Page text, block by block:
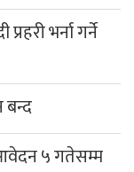
भर्ना गर्ने
बन्द
५ गतेसम्म